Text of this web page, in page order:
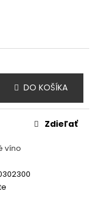
DO KOŠÍKA
víno
Zdieľať